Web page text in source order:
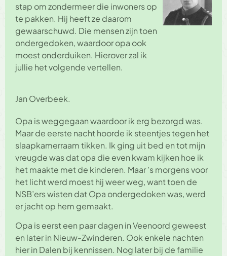
stap om zondermeer die inwoners op
te pakken. Hij heeft ze daarom
gewaarschuwd. Die mensen zijn toen
ondergedoken, waardoor opa ook
moest onderduiken. Hierover zal ik
jullie het volgende vertellen.
Jan Overbeek.
Opa is weggegaan waardoor ik erg bezorgd was.
Maar de eerste nacht hoorde ik steentjes tegen het
slaapkamerraam tikken. Ik ging uit bed en tot mijn
vreugde was dat opa die even kwam kijken hoe ik
het maakte met de kinderen. Maar ’s morgens voor
het licht werd moest hij weer weg, want toen de
NSB’ers wisten dat Opa ondergedoken was, werd
er jacht op hem gemaakt.
Opa is eerst een paar dagen in Veenoord geweest
en later in Nieuw-Zwinderen. Ook enkele nachten
hier in Dalen bij kennissen. Nog later bij de familie